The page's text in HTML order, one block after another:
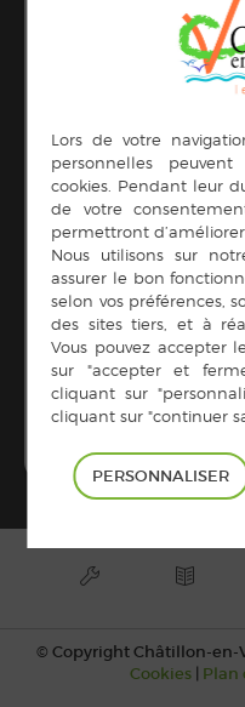
LIEU
Complexe du lac
Lieu dit L'épine
Châtillon-en-Vendelais,
Google Map
Bal du Club de
du Complexe du
© Copyright Châtillon-en-
Cookies| Plan
PERSONNALISER